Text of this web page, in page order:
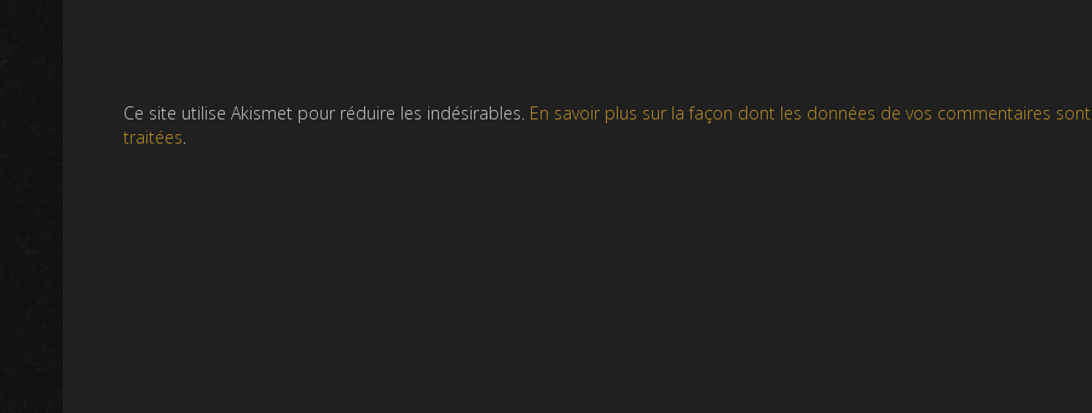
Ce site utilise Akismet pour réduire les indésirables. En savoir plus sur la façon dont les données de vos commentaires sont
traitées.